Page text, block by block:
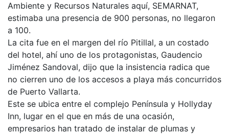
Ambiente y Recursos Naturales aquí, SEMARNAT,
estimaba una presencia de 900 personas, no llegaron
a 100.
La cita fue en el margen del río Pitillal, a un costado
del hotel, ahí uno de los protagonistas, Gaudencio
Jiménez Sandoval, dijo que la insistencia radica que
no cierren uno de los accesos a playa más concurridos
de Puerto Vallarta.
Este se ubica entre el complejo Península y Hollyday
Inn, lugar en el que en más de una ocasión,
empresarios han tratado de instalar de plumas y